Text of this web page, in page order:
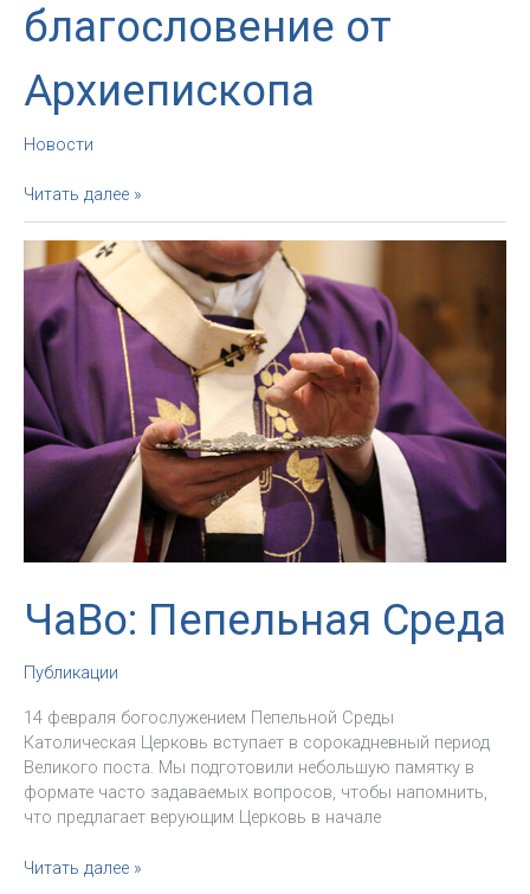
благословение от
Архиепископа
Новости
Воскресное
благословение
от
Архиепископа
Читать далее »
ЧаВо: Пепельная Среда
Публикации
14 февраля богослужением Пепельной Среды
Католическая Церковь вступает в сорокадневный период
Великого поста. Мы подготовили небольшую памятку в
формате часто задаваемых вопросов, чтобы напомнить,
что предлагает верующим Церковь в начале
ЧаВо:
Читать далее »